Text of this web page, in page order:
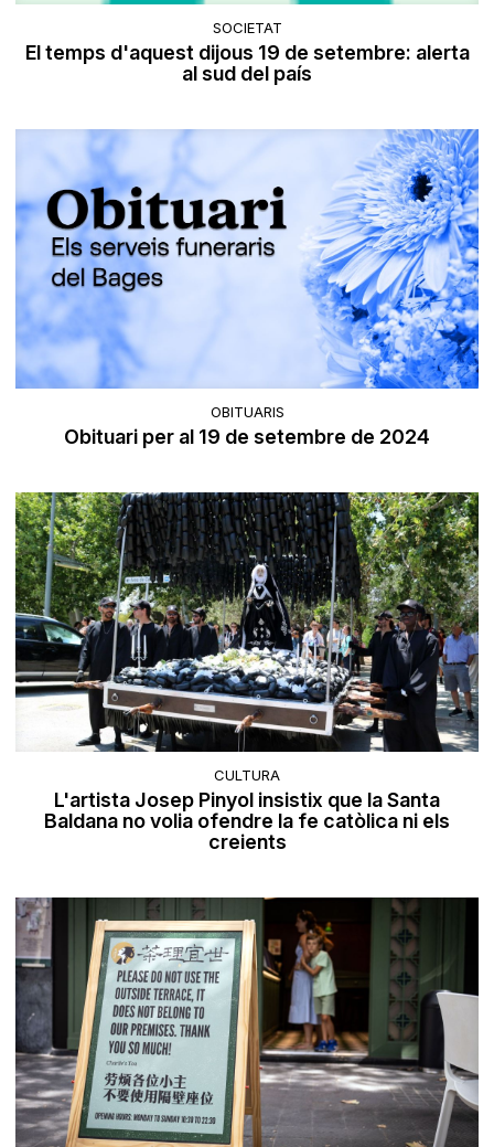
SOCIETAT
El temps d'aquest dijous 19 de setembre: alerta
al sud del país
OBITUARIS
Obituari per al 19 de setembre de 2024
CULTURA
L'artista Josep Pinyol insistix que la Santa
Baldana no volia ofendre la fe catòlica ni els
creients